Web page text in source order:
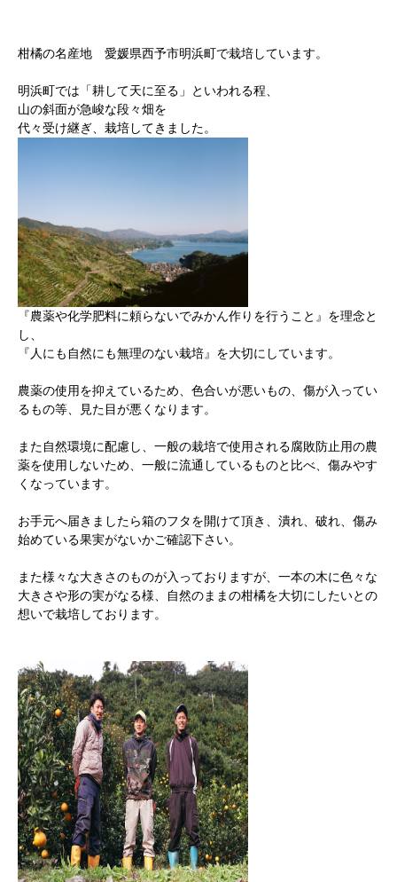
柑橘の名産地 愛媛県西予市明浜町で栽培しています。
明浜町では「耕して天に至る」といわれる程、
山の斜面が急峻な段々畑を
代々受け継ぎ、栽培してきました。
『農薬や化学肥料に頼らないでみかん作りを行うこと』を理念と
し、
『人にも自然にも無理のない栽培』を大切にしています。
農薬の使用を抑えているため、色合いが悪いもの、傷が入ってい
るもの等、見た目が悪くなります。
また自然環境に配慮し、一般の栽培で使用される腐敗防止用の農
薬を使用しないため、一般に流通しているものと比べ、傷みやす
くなっています。
お手元へ届きましたら箱のフタを開けて頂き、潰れ、破れ、傷み
始めている果実がないかご確認下さい。
また様々な大きさのものが入っておりますが、一本の木に色々な
大きさや形の実がなる様、自然のままの柑橘を大切にしたいとの
想いで栽培しております。